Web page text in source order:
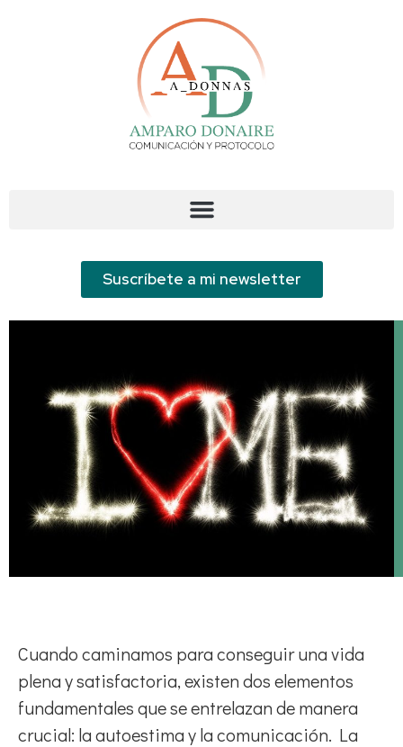
Suscríbete a mi newsletter
Cuando caminamos para conseguir una vida
plena y satisfactoria, existen dos elementos
fundamentales que se entrelazan de manera
crucial: la autoestima y la comunicación. La